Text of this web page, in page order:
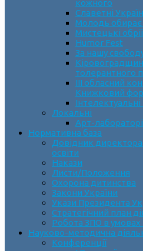
кожного
Славетні
Молодь обирає
Мистецькі обрії
Humor Fest
За нашу
толерантного
ІII обласний
Книжковий
Інтелектуальні
Локальні
Арт-
Нормативна база
Довідник директора
освіти
Накази
Листи/Положення
Охорона дитинства
Закони України
Укази Президента
Стратегічний план
Робота ЗПО в умовах
Науково-методична
Конференції